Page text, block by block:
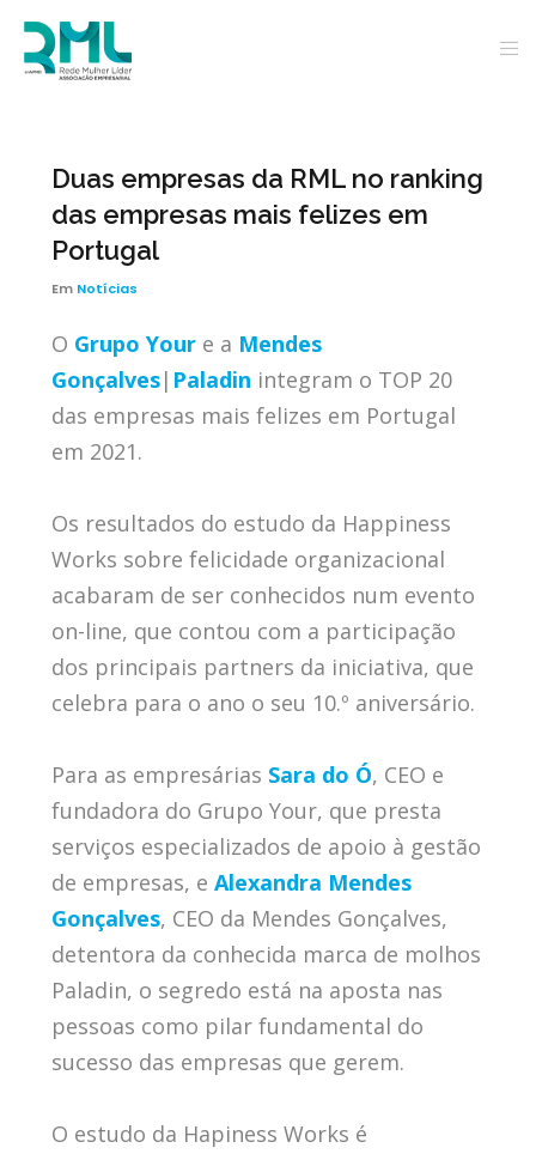
Duas empresas da RML no ranking
das empresas mais felizes em
Portugal
Em Notícias
O Grupo Youre a Mendes
Gonçalves| Paladin integram o TOP 20
das empresas mais felizes em Portugal
em 2021.
Os resultados do estudo da Happiness
Works sobre felicidade organizacional
acabaram de ser conhecidos num evento
on-line, que contou com a participação
dos principais partners da iniciativa, que
celebra para o ano o seu 10.º aniversário.
Para as empresárias Sara do Ó, CEO e
fundadora do Grupo Your, que presta
serviços especializados de apoio à gestão
de empresas, e Alexandra Mendes
Gonçalves, CEO da Mendes Gonçalves,
detentora da conhecida marca de molhos
Paladin, o segredo está na aposta nas
pessoas como pilar fundamental do
sucesso das empresas que gerem.
O estudo da Hapiness Works é